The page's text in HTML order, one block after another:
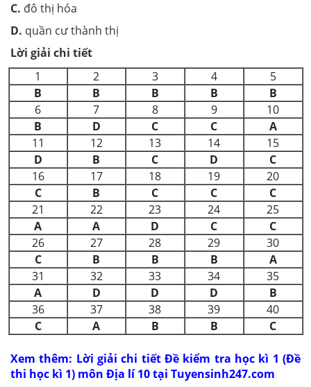
C. đô thị hóa
D. quần cư thành thị
Lời giải chi tiết
1
2 3 4
5
B
B B B
B
6
7 8 9
10
B
D C C
A
11
12 13 14
15
D
B C D
C
16
17 18 19
20
C
B C C
C
21
22 23 24
25
A
A D C
C
26
27 28 29
30
C
B B B
A
31
32 33 34
35
A
D D D
B
36
37 38 39
40
C
A B B C
Xem thêm: Lời giải chi tiết Đề kiểm tra học kì 1 (Đề
thi học kì 1) môn Địa lí 10 tại Tuyensinh247.com